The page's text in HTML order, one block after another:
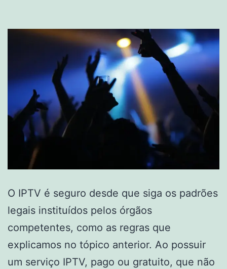
O IPTV é seguro desde que siga os padrões
legais instituídos pelos órgãos
competentes, como as regras que
explicamos no tópico anterior. Ao possuir
um serviço IPTV, pago ou gratuito, que não